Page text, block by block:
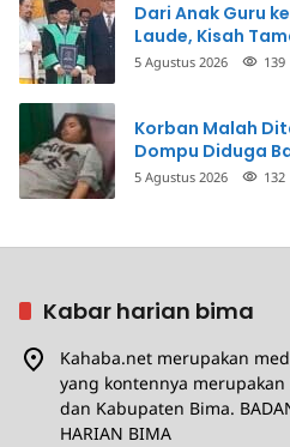
Dari Anak Guru
Laude, Kisah
5 Agustus 2026 139
Korban Malah
Dompu Diduga
Penganiayaan
5 Agustus 2026 132
Kabar harian bima
Kahaba.net merupakan
yang kontennya
dan Kabupaten Bima.
HARIAN BIMA